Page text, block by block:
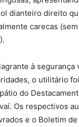
dianteiro direito
carecas
à segurança
o utilitário
do
Os respectivos
e o Boletim